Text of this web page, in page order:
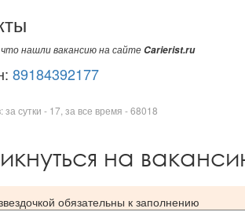
нашли вакансию на сайте Carierist.ru
89184392177
за сутки - 17, за все время - 68018
на
обязательны к заполнению